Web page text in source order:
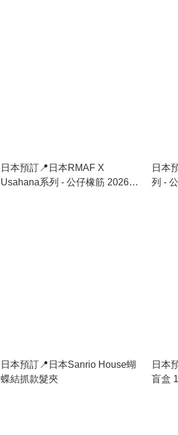
日本預訂📍日本RMAF X
Usahana系列 - 公仔橡筋 2026年
日本
列 -
日本預訂📍日本Sanrio House蝴
蝶結抓款髮夾
日本
盲盒